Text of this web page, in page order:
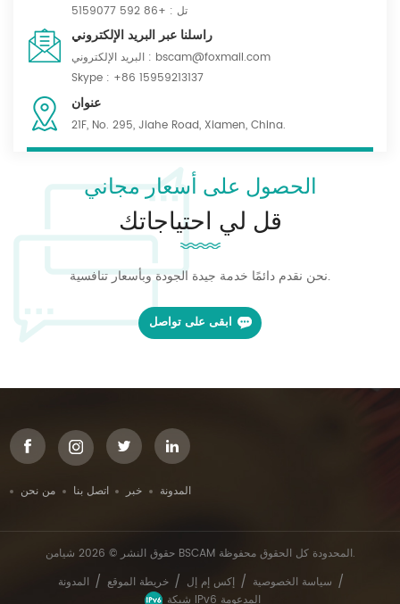
تل : +86 592 5159077
راسلنا عبر البريد الإلكتروني
البريد الإلكتروني : bscam@foxmail.com
Skype : +86 15959213137
عنوان
21F, No. 295, Jiahe Road, Xiamen, China.
الحصول على أسعار مجاني
قل لي احتياجاتك
نحن نقدم دائمًا خدمة جيدة الجودة وبأسعار تنافسية.
ابقى على تواصل
من نحن اتصل بنا خبر المدونة
حقوق النشر © 2026 شيامن BSCAM المحدودة كل الحقوق محفوظة.
المدونة / خريطة الموقع / إكس إم إل / سياسة الخصوصية /
شبكة IPv6 المدعومة